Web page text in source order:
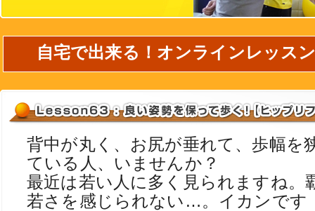
自宅で出来る！オンラインレッス
背中が丸く、お尻が垂れて、歩幅を
ている人、いませんか？
最近は若い人に多く見られますね。
若さを感じられない…。イカンです